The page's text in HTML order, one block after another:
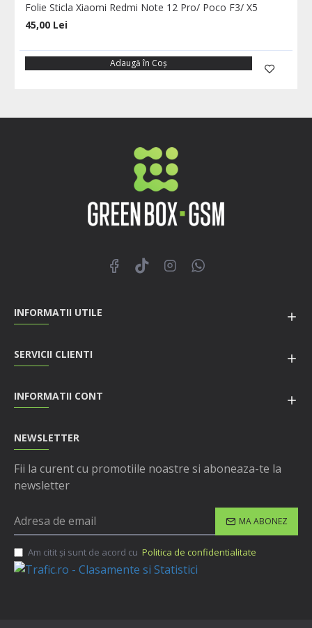
Folie Sticla Xiaomi Redmi Note 12 Pro/ Poco F3/ X5
45,00 Lei
Adaugă în Coş
INFORMATII UTILE
SERVICII CLIENTI
INFORMATII CONT
NEWSLETTER
Fii la curent cu promotiile noastre si aboneaza-te la
newsletter
MA ABONEZ
Am citit şi sunt de acord cu Politica de confidentialitate